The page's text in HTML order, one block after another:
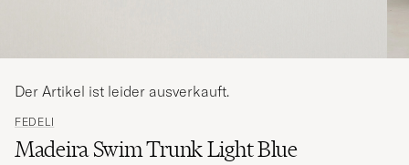
FEDELI
Madeira Swim Trunk Light Blue
Der Artikel ist leider ausverkauft.